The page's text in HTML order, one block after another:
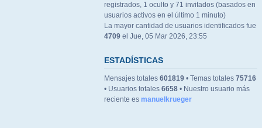
registrados, 1 oculto y 71 invitados (basados en
usuarios activos en el último 1 minuto)
La mayor cantidad de usuarios identificados fue
4709 el Jue, 05 Mar 2026, 23:55
ESTADÍSTICAS
Mensajes totales 601819 • Temas totales 75716
• Usuarios totales 6658 • Nuestro usuario más
reciente es manuelkrueger